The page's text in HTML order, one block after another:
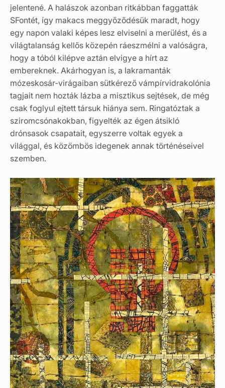
jelentené. A halászok azonban ritkábban faggatták
SFontét, így makacs meggyőződésük maradt, hogy
egy napon valaki képes lesz elviselni a merülést, és a
világtalanság kellős közepén ráeszmélni a valóságra,
hogy a tóból kilépve aztán elvigye a hírt az
embereknek. Akárhogyan is, a lakramanták
mózeskosár-virágaiban sütkérező vámpírvidrakolónia
tagjait nem hozták lázba a misztikus sejtések, de még
csak foglyul ejtett társuk hiánya sem. Ringatóztak a
sziromcsónakokban, figyelték az égen átsikló
drónsasok csapatait, egyszerre voltak egyek a
világgal, és közömbös idegenek annak történéseivel
szemben.